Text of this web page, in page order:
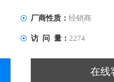
厂商性质： 经销商
访 问 量： 2274
在线